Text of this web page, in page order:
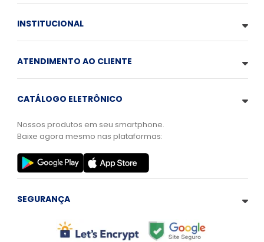
INSTITUCIONAL
ATENDIMENTO AO CLIENTE
CATÁLOGO ELETRÔNICO
Nossos produtos em seu smartphone.
Baixe agora mesmo nas plataformas:
SEGURANÇA